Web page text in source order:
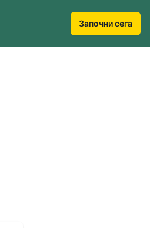
Започни сега